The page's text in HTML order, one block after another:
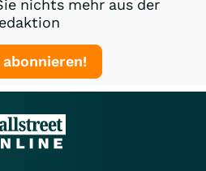
nichts mehr aus der